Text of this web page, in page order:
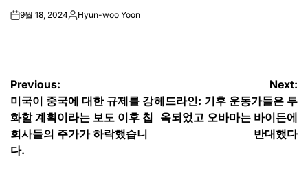
on9월 18, 2024Posted
Hyun-woo Yoon
글
탐
색
Previous:
미국이 중국에 대한 규제를 강
화할 계획이라는 보도 이후 칩
회사들의 주가가 하락했습니
다.
Next:
헤드라인: 기후 운동가들은 투
옥되었고 오바마는 바이든에
반대했다